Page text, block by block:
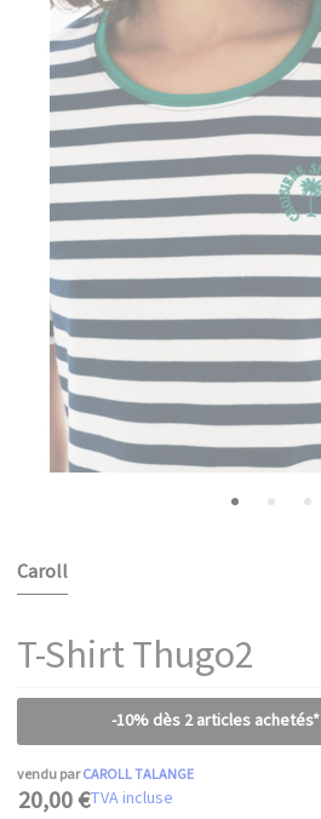
Caroll
T-Shirt Thugo2
-10% dès 2 articles achetés*
vendu parCAROLL TALANGE
20,00 €TVA incluse